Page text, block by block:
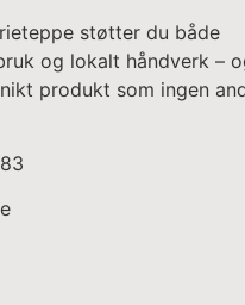
støtter du både
og lokalt håndverk –
produkt som ingen